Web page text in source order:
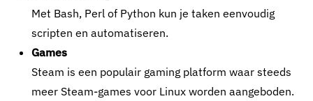
Met Bash, Perl of Python kun je taken eenvoudig
scripten en automatiseren.
Games
Steam is een populair gaming platform waar steeds
meer Steam-games voor Linux worden aangeboden.